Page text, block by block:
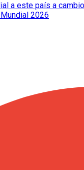
a este país a
2026